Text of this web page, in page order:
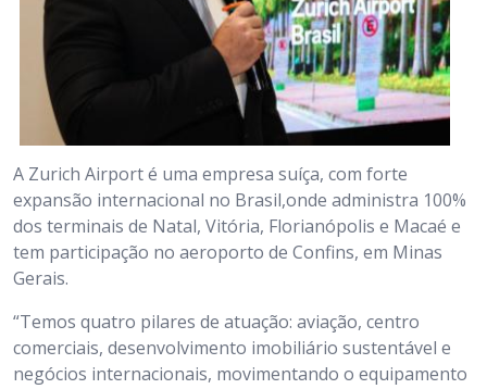
A Zurich Airport é uma empresa suíça, com forte
expansão internacional no Brasil,onde administra 100%
dos terminais de Natal, Vitória, Florianópolis e Macaé e
tem participação no aeroporto de Confins, em Minas
Gerais.
“Temos quatro pilares de atuação: aviação, centro
comerciais, desenvolvimento imobiliário sustentável e
negócios internacionais, movimentando o equipamento